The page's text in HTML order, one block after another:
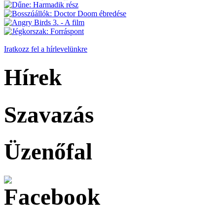
Iratkozz fel a hírlevelünkre
Hírek
Szavazás
Üzenőfal